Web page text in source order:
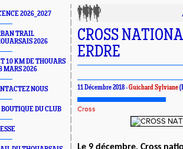
2026_2027
TRAIL
2026
10 KM DE THOUARS
MARS 2026
NOUS
DU CLUB
CROSS
ERDRE
11 Décembre 2018 -Guichard Sylviane
Cross